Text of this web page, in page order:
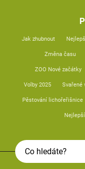
Jak zhubnout
Změna času
ZOO Nové začátky
Volby 2025 Svařené
Pěstování lichořeřišnice